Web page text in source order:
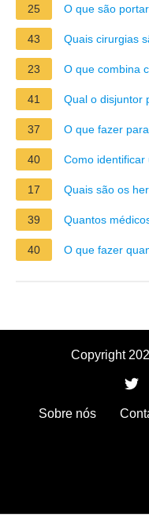
25 O que são
43 Quais cirurgias
23 O que combina
41 Qual o disjuntor
37 O que fazer
40 Como
17 Quais são os
39 Quantos
40 O que fazer
Copyright
Sobre nós